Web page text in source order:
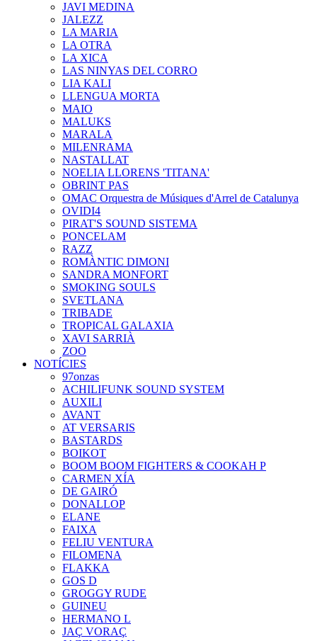
JAVI MEDINA
JALEZZ
LA MARIA
LA OTRA
LA XICA
LAS NINYAS DEL CORRO
LIA KALI
LLENGUA MORTA
MAIO
MALUKS
MARALA
MILENRAMA
NASTALLAT
NOELIA LLORENS 'TITANA'
OBRINT PAS
OMAC Orquestra de Músiques d'Arrel de Catalunya
OVIDI4
PIRAT'S SOUND SISTEMA
PONCELAM
RAZZ
ROMÀNTIC DIMONI
SANDRA MONFORT
SMOKING SOULS
SVETLANA
TRIBADE
TROPICAL GALAXIA
XAVI SARRIÀ
ZOO
NOTÍCIES
97onzas
ACHILIFUNK SOUND SYSTEM
AUXILI
AVANT
AT VERSARIS
BASTARDS
BOIKOT
BOOM BOOM FIGHTERS & COOKAH P
CARMEN XÍA
DE GAIRÓ
DONALLOP
ELANE
FAIXA
FELIU VENTURA
FILOMENA
FLAKKA
GOS D
GROGGY RUDE
GUINEU
HERMANO L
JAÇ VORAÇ